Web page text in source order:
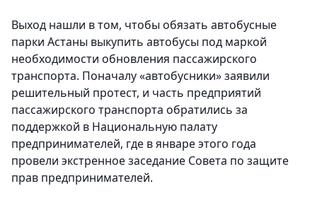
Выход нашли в том, чтобы обязать автобусные
парки Астаны выкупить автобусы под маркой
необходимости обновления пассажирского
транспорта. Поначалу «автобусники» заявили
решительный протест, и часть предприятий
пассажирского транспорта обратились за
поддержкой в Национальную палату
предпринимателей, где в январе этого года
провели экстренное заседание Совета по защите
прав предпринимателей.